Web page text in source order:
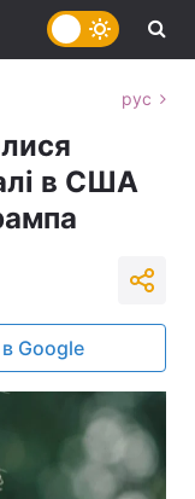
рус
в США
Google